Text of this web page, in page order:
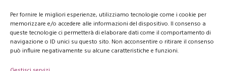
Per fornire le migliori esperienze, utilizziamo tecnologie come i cookie per
memorizzare e/o accedere alle informazioni del dispositivo. Il consenso a
queste tecnologie ci permetterà di elaborare dati come il comportamento di
navigazione o ID unici su questo sito. Non acconsentire o ritirare il consenso
può influire negativamente su alcune caratteristiche e funzioni.